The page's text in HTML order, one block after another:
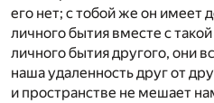
его нет; с тобой же он имеет
личного бытия вместе с
личного бытия другого, они
наша удаленность друг от
и пространстве не мешает